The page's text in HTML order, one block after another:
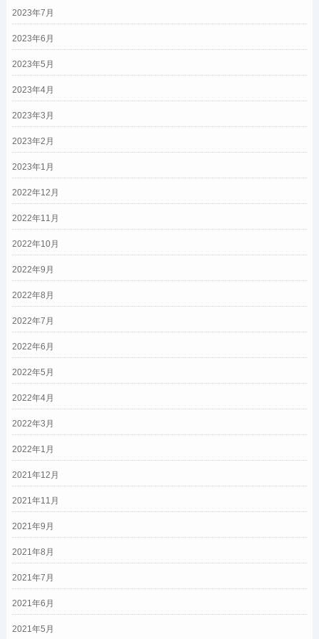
2023年7月
2023年6月
2023年5月
2023年4月
2023年3月
2023年2月
2023年1月
2022年12月
2022年11月
2022年10月
2022年9月
2022年8月
2022年7月
2022年6月
2022年5月
2022年4月
2022年3月
2022年1月
2021年12月
2021年11月
2021年9月
2021年8月
2021年7月
2021年6月
2021年5月